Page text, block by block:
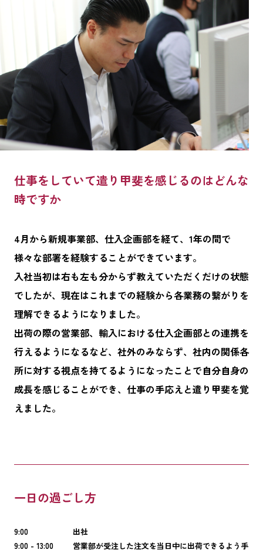
仕事をしていて遣り甲斐を感じるのはどんな
時ですか
4月から新規事業部、仕入企画部を経て、1年の間で
様々な部署を経験することができています。
入社当初は右も左も分からず教えていただくだけの状態
でしたが、現在はこれまでの経験から各業務の繋がりを
理解できるようになりました。
出荷の際の営業部、輸入における仕入企画部との連携を
行えるようになるなど、社外のみならず、社内の関係各
所に対する視点を持てるようになったことで自分自身の
成長を感じることができ、仕事の手応えと遣り甲斐を覚
えました。
一日の過ごし方
9:00
出社
9:00 - 13:00
営業部が受注した注文を当日中に出荷できるよう手